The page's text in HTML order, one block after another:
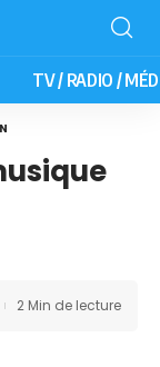
TV / RADIO /
2 Min de lecture